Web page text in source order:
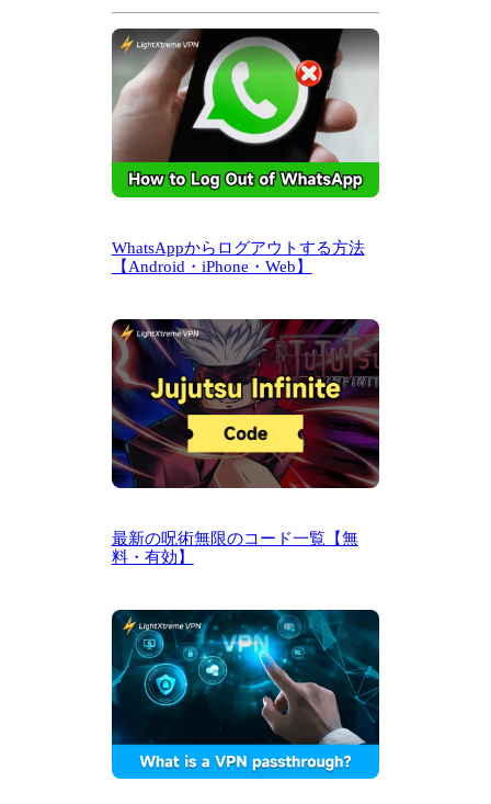
WhatsAppからログアウトする方法
【Android・iPhone・Web】
最新の呪術無限のコード一覧【無
料・有効】